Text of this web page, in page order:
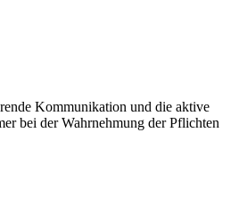
Kommunikation und die aktive
bei der Wahrnehmung der Pflichten